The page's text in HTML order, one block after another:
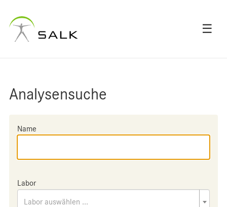
☰
Analysensuche
Name
Labor
Labor auswählen ...